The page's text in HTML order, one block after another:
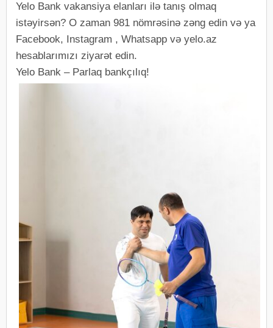
Yelo Bank vakansiya elanları ilə tanış olmaq
istəyirsən? O zaman 981 nömrəsinə zəng edin və ya
Facebook, Instagram , Whatsapp və yelo.az
hesablarımızı ziyarət edin.
Yelo Bank – Parlaq bankçılıq!